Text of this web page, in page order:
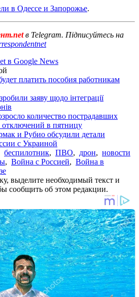
в Одессе и Запорожье.
в Telegram. Підписуйтесь на
в Google News
платить пособия работникам
заяву щодо інтеграції
количество пострадавших
в пятницу
и Рубио обсудили детали
с Украиной
беспилотник, ПВО, дрон, новости
, Война с Россией, Война в
выделите необходимый текст и
сообщить об этом редакции.